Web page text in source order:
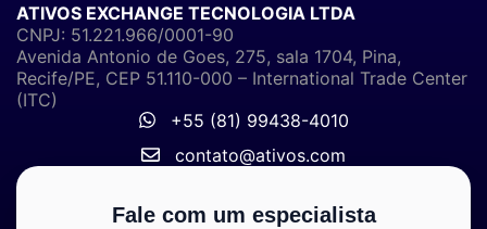
ATIVOS EXCHANGE TECNOLOGIA LTDA
CNPJ: 51.221.966/0001-90
Avenida Antonio de Goes, 275, sala 1704, Pina,
Recife/PE, CEP 51.110-000 – International Trade Center
(ITC)
+55 (81) 99438-4010
contato@ativos.com
Fale com um especialista